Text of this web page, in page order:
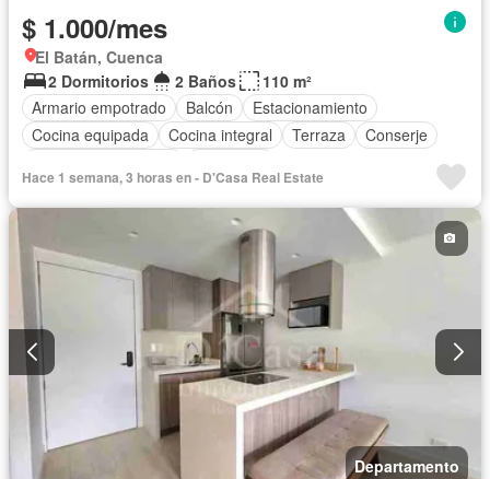
$ 1.000/mes
El Batán, Cuenca
2 Dormitorios
2 Baños
110 m²
Armario empotrado
Balcón
Estacionamiento
Cocina equipada
Cocina integral Terraza
Conserje
Acceso para personas con discapacidad
Gas natural
Completamente amoblado
Hace 1 semana, 3 horas en - D'Casa Real Estate
Departamento